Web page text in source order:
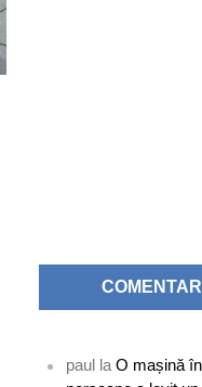
paul laO mașină